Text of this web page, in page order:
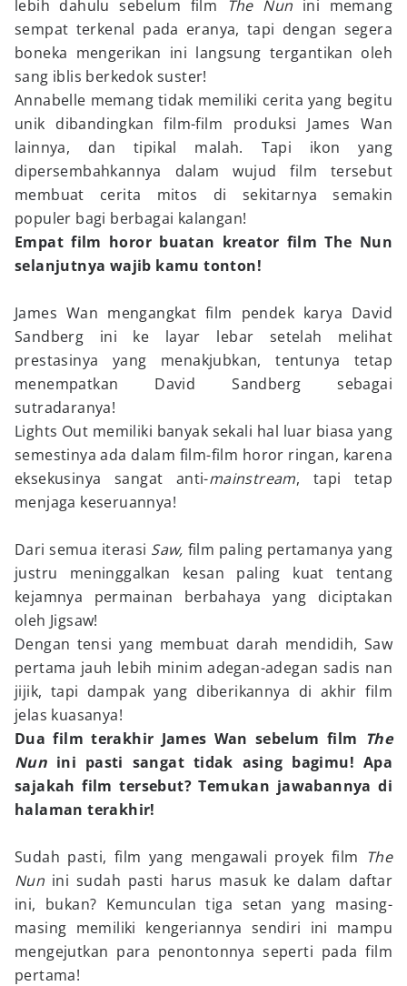
lebih dahulu sebelum film
The Nun ini memang
sempat terkenal pada eranya, tapi dengan segera
boneka mengerikan ini langsung tergantikan oleh
sang iblis berkedok suster!
Annabelle memang tidak memiliki cerita yang begitu
unik dibandingkan film-film produksi James Wan
lainnya, dan tipikal malah. Tapi ikon yang
dipersembahkannya dalam wujud film tersebut
membuat cerita mitos di sekitarnya semakin
populer bagi berbagai kalangan!
Empat film horor buatan kreator film The Nun
selanjutnya wajib kamu tonton!
James Wan mengangkat film pendek karya David
Sandberg ini ke layar lebar setelah melihat
prestasinya yang menakjubkan, tentunya tetap
menempatkan David Sandberg sebagai
sutradaranya!
Lights Out memiliki banyak sekali hal luar biasa yang
semestinya ada dalam film-film horor ringan, karena
eksekusinya sangat anti-mainstream, tapi tetap
menjaga keseruannya!
Dari semua iterasi Saw, film paling pertamanya yang
justru meninggalkan kesan paling kuat tentang
kejamnya permainan berbahaya yang diciptakan
oleh Jigsaw!
Dengan tensi yang membuat darah mendidih, Saw
pertama jauh lebih minim adegan-adegan sadis nan
jijik, tapi dampak yang diberikannya di akhir film
jelas kuasanya!
Dua film terakhir James Wan sebelum film The
Nun ini pasti sangat tidak asing bagimu! Apa
sajakah film tersebut? Temukan jawabannya di
halaman terakhir!
Sudah pasti, film yang mengawali proyek film The
Nun ini sudah pasti harus masuk ke dalam daftar
ini, bukan? Kemunculan tiga setan yang masing-
masing memiliki kengeriannya sendiri ini mampu
mengejutkan para penontonnya seperti pada film
pertama!